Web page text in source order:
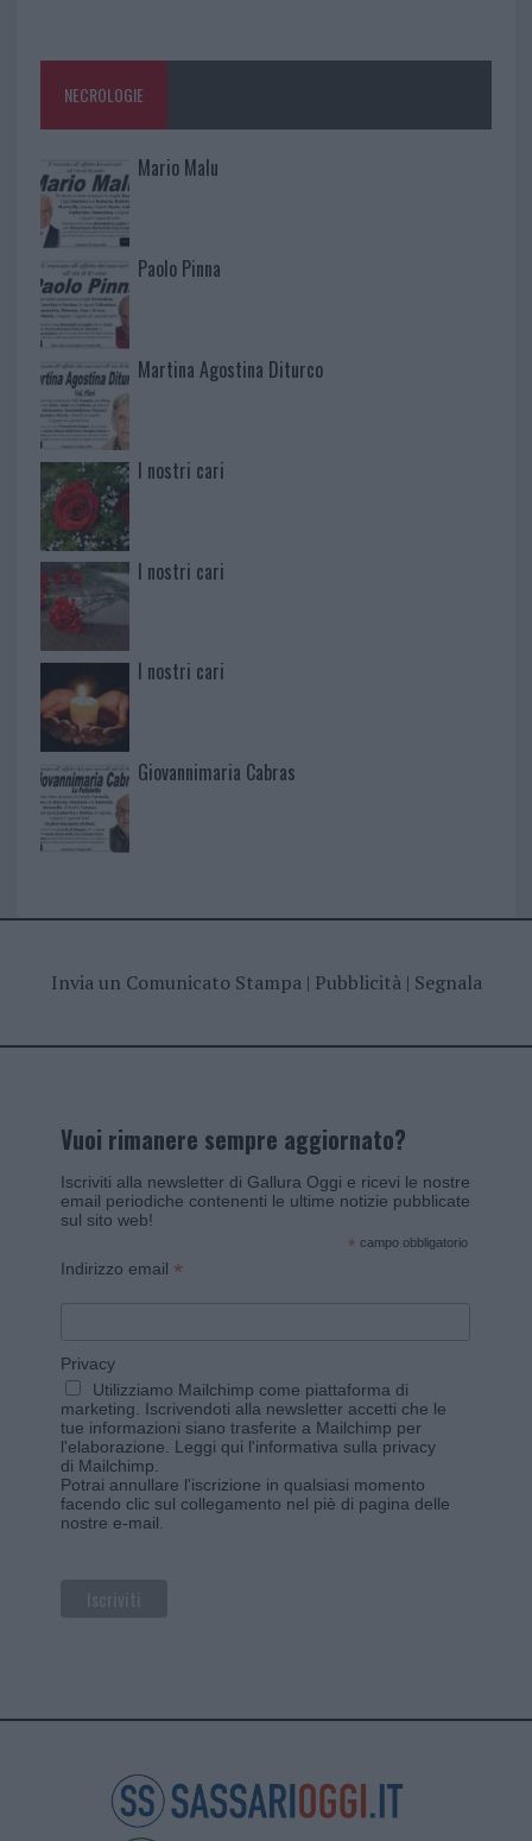
NECROLOGIE
Mario Malu
Paolo Pinna
Martina Agostina Diturco
I nostri cari
I nostri cari
I nostri cari
Giovannimaria Cabras
Invia un Comunicato Stampa| Pubblicità| Segnala
Vuoi rimanere sempre aggiornato?
Iscriviti alla newsletter di Gallura Oggi e ricevi le nostre
email periodiche contenenti le ultime notizie pubblicate
sul sito web!
* campo obbligatorio
Indirizzo email *
Privacy
Utilizziamo Mailchimp come piattaforma di
marketing. Iscrivendoti alla newsletter accetti che le
tue informazioni siano trasferite a Mailchimp per
l'elaborazione. Leggi qui l'informativa sulla privacy
di Mailchimp
Potrai annullare l'iscrizione in qualsiasi momento
facendo clic sul collegamento nel piè di pagina delle
nostre e-mail.